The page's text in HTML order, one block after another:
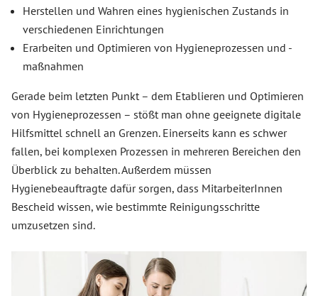
Herstellen und Wahren eines hygienischen Zustands in
verschiedenen Einrichtungen
Erarbeiten und Optimieren von Hygieneprozessen und -
maßnahmen
Gerade beim letzten Punkt – dem Etablieren und Optimieren
von Hygieneprozessen – stößt man ohne geeignete digitale
Hilfsmittel schnell an Grenzen. Einerseits kann es schwer
fallen, bei komplexen Prozessen in mehreren Bereichen den
Überblick zu behalten. Außerdem müssen
Hygienebeauftragte dafür sorgen, dass MitarbeiterInnen
Bescheid wissen, wie bestimmte Reinigungsschritte
umzusetzen sind.